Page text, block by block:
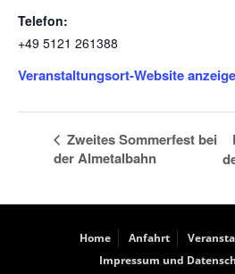
Telefon:
+49 5121 261388
Veranstaltungsort-Website
Zweites Sommerfest bei
der Almetalbahn
Home Anfahrt
Impressum und